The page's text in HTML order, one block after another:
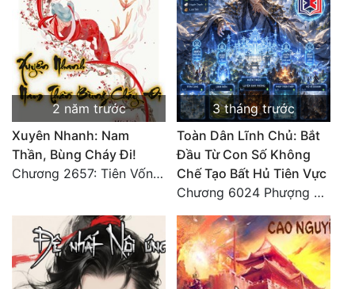
Cơ Trí
Sát Phạt Quyết Đoán
Vô Sỉ
2 năm trước
Xuyên Nhanh: Nam
Thần, Bùng Cháy Đi!
Chương 2657: Tiên Vốn Vô Lương (15). HẾT.
3 tháng trước
Toàn Dân Lĩnh Chủ: Bắt
Đầu Từ Con Số Không
Chế Tạo Bất Hủ Tiên Vực
Chương 6024 Phượng Tổ giúp ta! Mở lại luân hồi!